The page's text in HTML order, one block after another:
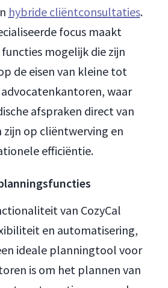
hybride cliëntconsultaties.
focus maakt
mogelijk die zijn
de eisen van kleine tot
waar
afspraken direct van
zijn op cliëntwerving en
efficiëntie.
van CozyCal
en automatisering,
ideale planningtool voor
is om het plannen van